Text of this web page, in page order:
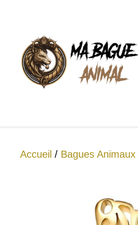
contenu
Accueil / Bagues Animaux